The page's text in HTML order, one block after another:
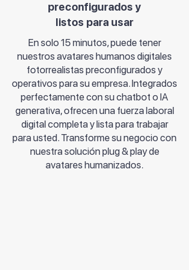
preconfigurados y
listos para usar
En solo 15 minutos, puede tener
nuestros avatares humanos digitales
fotorrealistas preconfigurados y
operativos para su empresa. Integrados
perfectamente con su chatbot o IA
generativa, ofrecen una fuerza laboral
digital completa y lista para trabajar
para usted. Transforme su negocio con
nuestra solución plug & play de
avatares humanizados.